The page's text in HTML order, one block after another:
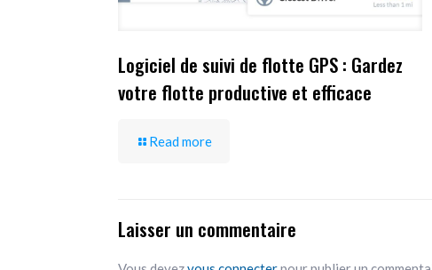
Logiciel de suivi de flotte GPS : Gardez
votre flotte productive et efficace
Read more
Laisser un commentaire